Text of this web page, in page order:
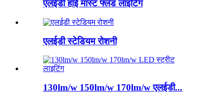
एलईडी हाई मास्ट फ्लड लाइटिंग
एलईडी स्टेडियम रोशनी
130lm/w 150lm/w 170lm/w एलईडी...